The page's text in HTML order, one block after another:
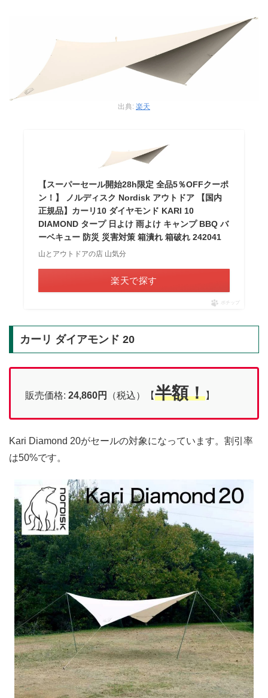
出典: 楽天
【スーパーセール開始28h限定 全品5％OFFクーポ
ン！】 ノルディスク Nordisk アウトドア 【国内
正規品】カーリ10 ダイヤモンド KARI 10
DIAMOND タープ 日よけ 雨よけ キャンプ BBQ バ
ーベキュー 防災 災害対策 箱潰れ 箱破れ 242041
山とアウトドアの店 山気分
楽天で探す
ポチップ
カーリ ダイアモンド 20
販売価格: 24,860円 （税込）【半額！】
Kari Diamond 20がセールの対象になっています。割引率
は50%です。